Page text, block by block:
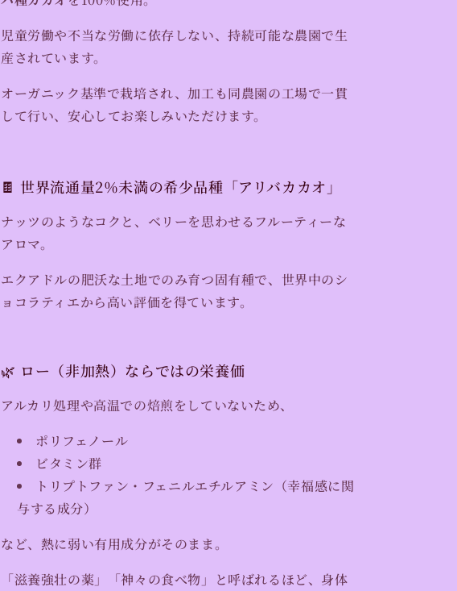
コ
ー
ト
材
料】
量
を
減
ら
コ
ー
ト
材
料】
量
を
増
児童労働や不当な労働に依存しない、持続可能な農園で生
産されています。
オーガニック基準で栽培され、加工も同農園の工場で一貫
して行い、安心してお楽しみいただけます。
🍫 世界流通量2％未満の希少品種「アリバカカオ」
ナッツのようなコクと、ベリーを思わせるフルーティーな
アロマ。
エクアドルの肥沃な土地でのみ育つ固有種で、世界中のシ
ョコラティエから高い評価を得ています。
🌿 ロー（非加熱）ならではの栄養価
アルカリ処理や高温での焙煎をしていないため、
ポリフェノール
ビタミン群
トリプトファン・フェニルエチルアミン（幸福感に関
与する成分）
など、熱に弱い有用成分がそのまま。
「滋養強壮の薬」「神々の食べ物」と呼ばれるほど、身体